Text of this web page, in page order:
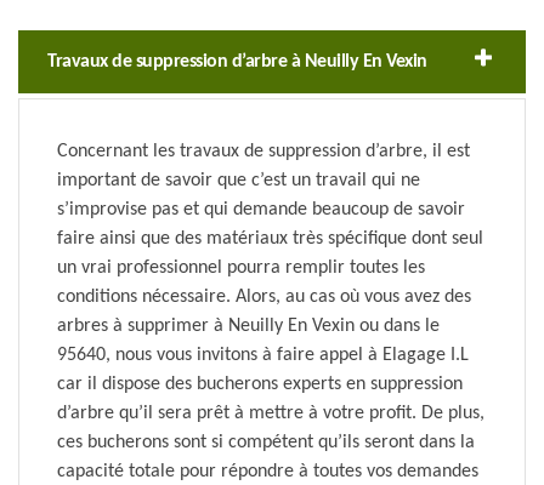
Travaux de suppression d’arbre à Neuilly En Vexin
Concernant les travaux de suppression d’arbre, il est
important de savoir que c’est un travail qui ne
s’improvise pas et qui demande beaucoup de savoir
faire ainsi que des matériaux très spécifique dont seul
un vrai professionnel pourra remplir toutes les
conditions nécessaire. Alors, au cas où vous avez des
arbres à supprimer à Neuilly En Vexin ou dans le
95640, nous vous invitons à faire appel à Elagage I.L
car il dispose des bucherons experts en suppression
d’arbre qu’il sera prêt à mettre à votre profit. De plus,
ces bucherons sont si compétent qu’ils seront dans la
capacité totale pour répondre à toutes vos demandes